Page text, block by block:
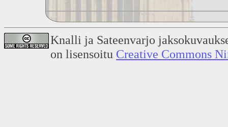
Knalli ja Sateenvarjo
on lisensoitu Creative Commons